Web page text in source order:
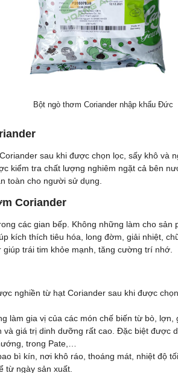
Bột ngò thơm Coriander nhập khẩu Đức
sau khi được chọn lọc, sấy khô và
kiểm tra chất lượng nghiêm ngặt cả bên
toàn cho người sử dụng.
Coriander
các gian bếp. Không những làm cho sản
kích thích tiêu hóa, long đờm, giải nhiệt,
trái tim khỏe mạnh, tăng cường trí nhớ.
nghiền từ hạt Coriander sau khi được
làm gia vị của các món chế biến từ bò,
và giá trị dinh dưỡng rất cao. Đặc biệt được
trong Pate,…
bì kín, nơi khô ráo, thoáng mát, nhiệt độ
từ ngày sản xuất.